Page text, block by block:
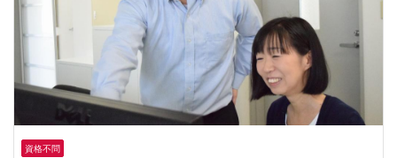
資格不問